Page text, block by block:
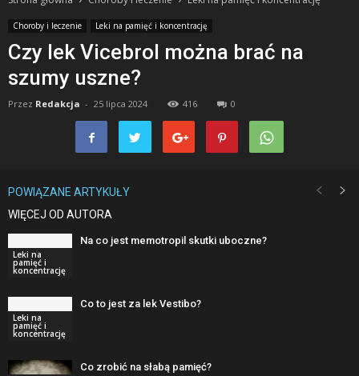
Choroby i leczenie Leki na pamięć i koncentrację
Czy lek Vicebrol można brać na
szumy uszne?
Przez Redakcja - 25 lipca 2024 416 0
POWIĄZANE ARTYKUŁY
WIĘCEJ OD AUTORA
Leki na
pamięć i
koncentrację
Na co jest memotropil skutki uboczne?
Leki na
pamięć i
koncentrację
Co to jest za lek Vestibo?
Co zrobić na słabą pamięć?